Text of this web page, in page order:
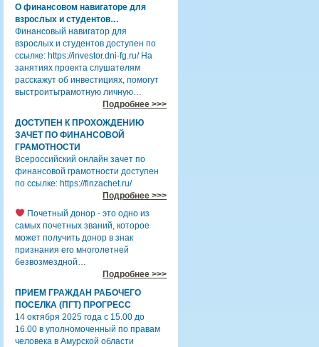
О финансовом навигаторе для
взрослых и студентов…
Финансовый навигатор для
взрослых и студентов доступен по
ссылке: https://investor.dni-fg.ru/ На
занятиях проекта слушателям
расскажут об инвестициях, помогут
выстроитьграмотную личную…
Подробнее >>>
ДОСТУПЕН К ПРОХОЖДЕНИЮ
ЗАЧЕТ ПО ФИНАНСОВОЙ
ГРАМОТНОСТИ
Всероссийский онлайн зачет по
финансовой грамотности доступен
по ссылке: https://finzachet.ru/
Подробнее >>>
Почетный донор - это одно из
самых почетных званий, которое
может получить донор в знак
признания его многолетней
безвозмездной…
Подробнее >>>
ПРИЕМ ГРАЖДАН РАБОЧЕГО
ПОСЕЛКА (ПГТ) ПРОГРЕСС
14 октября 2025 года с 15.00 до
16.00 в уполномоченный по правам
человека в Амурской области